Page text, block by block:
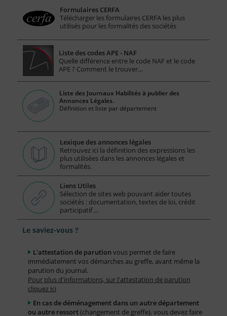
Formulaires CERFA
Télécharger les formulaires CERFA les plus
utilisés pour les formalités des sociétés
Liste des codes APE - NAF
Quelle différence entre le code NAF et le code
APE ? Comment le trouver…
Liste des Journaux Habilités à publier des
Annonces Légales.
Définition et liste par département
Lexique des annonces légales
Retrouvez ici la définition des expressions les
plus utilisées dans les annonces légales et
formalités.
Liens Utiles
Sélection de sites web pouvant aider toutes
sociétés : documentation, textes de loi, crédit
participatif ...
Le saviez-vous ?
L'attestation de parution vous permet de faire
immédiatement vos démarches au greffe, avant même la
parution du journal.
Pour plus d'informations, sur l'attestation de parution
cliquez ici
En cas de déménagement dans un autre département
ou autre ressort(changement de greffe), vous devez faire